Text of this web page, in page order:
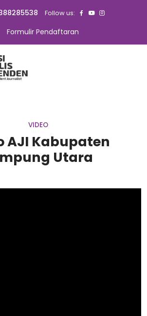
Follow us:
Formulir Pendaftaran
VIDEO
AJI Kabupaten
Utara